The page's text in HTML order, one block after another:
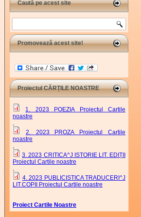
Caută pe acest site
Search
Promovează acest site!
Proiectul CĂRȚILE NOASTRE
1. 2023 POEZIA Proiectul Cartile
noastre
,
2. 2023 PROZA Proiectul Cartile
noastre
,
3. 2023 CRITICA^J ISTORIE LIT. EDIȚII
Proiectul Cartile noastre
,
4. 2023 PUBLICISTICA TRADUCERI^J
LIT.COPII Proiectul Cartile noastre
Proiect Cartile Noastre